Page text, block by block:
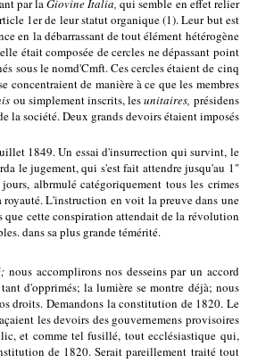
par laGiovine Italia,qui semble en effet relier
1er de leur statut organique (1). Leur but est
en la débarrassant de tout élément hétérogène
était composée de cercles ne dépassant point
sous le nomd'Cmft. Ces cercles étaient de cinq
concentraient de manière à ce que les membres
ou simplement inscrits, lesunitaires, présidens
la société. Deux grands devoirs étaient imposés
1849. Un essai d'insurrection qui survint, le
le jugement, qui s'est fait attendre jusqu'au 1"
albrmulé catégoriquement tous les crimes
L'instruction en voit la preuve dans une
que cette conspiration attendait de la révolution
dans sa plus grande témérité.
nous accomplirons nos desseins par un accord
d'opprimés; la lumière se montre déjà; nous
droits. Demandons la constitution de 1820. Le
les devoirs des gouvernemens provisoires
et comme tel fusillé, tout ecclésiastique qui,
de 1820. Serait pareillement traité tout